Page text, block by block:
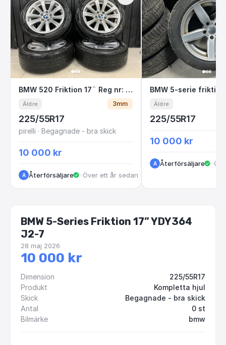
BMW 520 Friktion 17¨ Reg nr: GBM425
BMW 520 Friktion 17¨ Reg nr: GBM425
Äldre 3mm
225/55R17
pirelli · Begagnade - bra skick
10 000 kr
A Återförsäljare ·VastraGotaland
·Över ett år sedan
BMW 5-serie
BMW 5-serie friktion
Äldre
225/55R17
10 000 kr
A Återförsäljare ··
BMW 5-Series Friktion 17” YDY364
J2-7
28 maj 2026
10 000 kr
Dimension
225/55R17
Produkt
Kompletta hjul
Skick
Begagnade - bra skick
Antal
0 st
Bilmärke
bmw